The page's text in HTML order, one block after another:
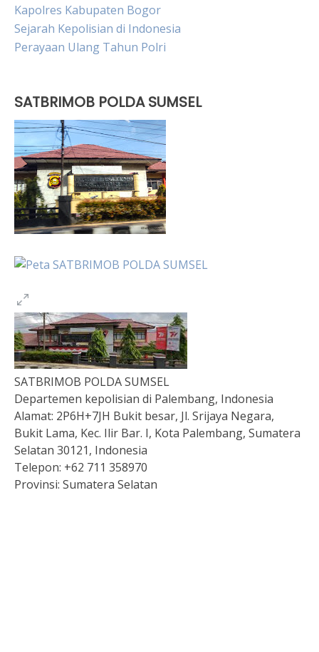
Kapolres Kabupaten Bogor
Sejarah Kepolisian di Indonesia
Perayaan Ulang Tahun Polri
SATBRIMOB POLDA SUMSEL
SATBRIMOB POLDA SUMSEL
Departemen kepolisian di Palembang, Indonesia
Alamat: 2P6H+7JH Bukit besar, Jl. Srijaya Negara,
Bukit Lama, Kec. Ilir Bar. I, Kota Palembang, Sumatera
Selatan 30121, Indonesia
Telepon: +62 711 358970
Provinsi: Sumatera Selatan